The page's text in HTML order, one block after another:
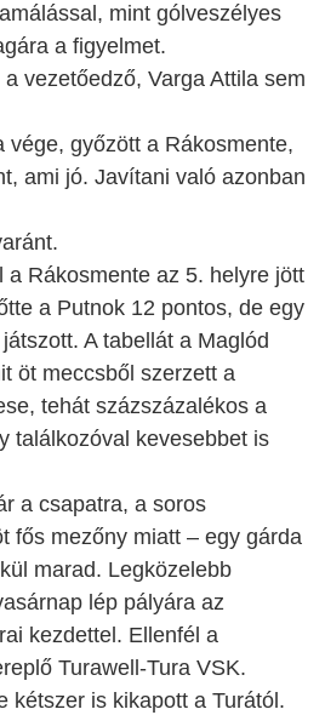
mint gólveszélyes
a figyelmet.
vezetőedző, Varga Attila sem
vége, győzött a Rákosmente,
ami jó. Javítani való azonban
a Rákosmente az 5. helyre jött
a Putnok 12 pontos, de egy
A tabellát a Maglód
öt meccsből szerzett a
tehát százszázalékos a
találkozóval kevesebbet is
a csapatra, a soros
fős mezőny miatt – egy gárda
marad. Legközelebb
lép pályára az
kezdettel. Ellenfél a
Turawell-Tura VSK.
kétszer is kikapott a Turától.